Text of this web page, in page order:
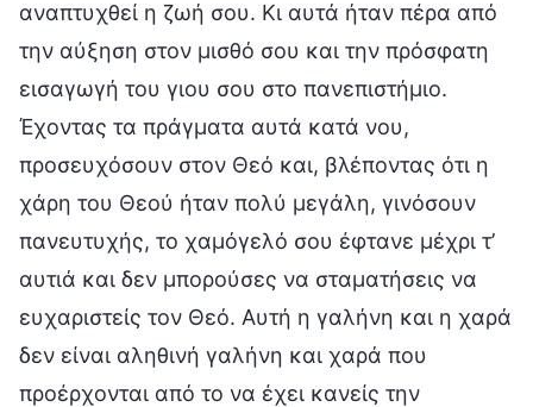
αναπτυχθεί η ζωή σου. Κι αυτά ήταν πέρα από
την αύξηση στον μισθό σου και την πρόσφατη
εισαγωγή του γιου σου στο πανεπιστήμιο.
Έχοντας τα πράγματα αυτά κατά νου,
προσευχόσουν στον Θεό και, βλέποντας ότι η
χάρη του Θεού ήταν πολύ μεγάλη, γινόσουν
πανευτυχής, το χαμόγελό σου έφτανε μέχρι τ’
αυτιά και δεν μπορούσες να σταματήσεις να
ευχαριστείς τον Θεό. Αυτή η γαλήνη και η χαρά
δεν είναι αληθινή γαλήνη και χαρά που
προέρχονται από το να έχει κανείς την